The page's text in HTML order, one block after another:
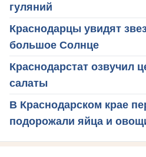
гуляний
Краснодарцы увидят
большое Солнце
Краснодарстат озвучил
салаты
В Краснодарском крае
подорожали яйца и